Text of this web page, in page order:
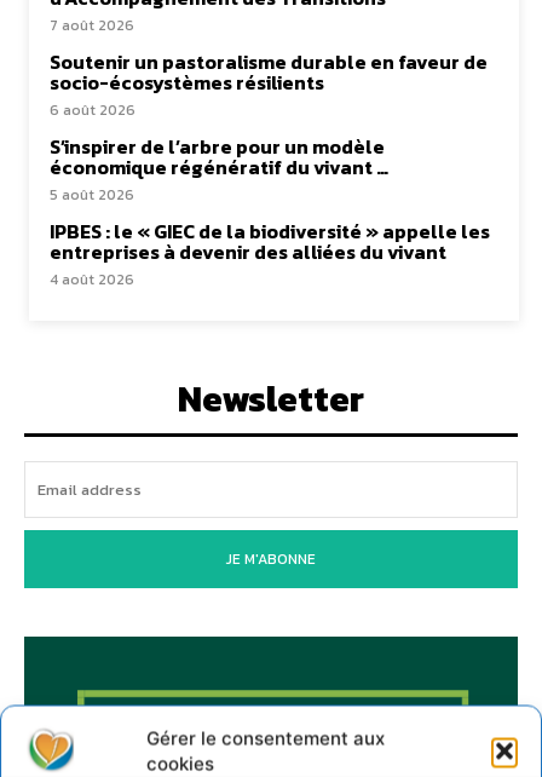
Gérer le consentement aux
cookies
7 août 2026
Soutenir un pastoralisme durable en faveur de
socio-écosystèmes résilients
6 août 2026
S’inspirer de l’arbre pour un modèle
économique régénératif du vivant …
5 août 2026
IPBES : le « GIEC de la biodiversité » appelle les
entreprises à devenir des alliées du vivant
4 août 2026
Newsletter
JE M'ABONNE